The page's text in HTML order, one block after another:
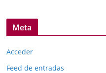
Meta
Acceder
Feed de entradas